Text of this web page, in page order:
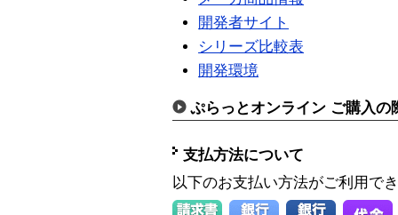
開発者サイト
シリーズ比較表
開発環境
ぷらっとオンライン ご購入の
支払方法について
以下のお支払い方法がご利用で